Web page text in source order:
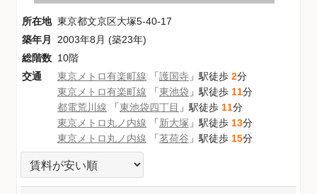
所在地 東京都文京区大塚5-40-17
築年月
2003年8月 (築23年)
総階数 10階
交通
東京メトロ有楽町線 「護国寺 」駅徒歩 2分
東京メトロ有楽町線 「東池袋 」駅徒歩 11分
都電荒川線 「東池袋四丁目 」駅徒歩 11分
東京メトロ丸ノ内線 「新大塚 」駅徒歩 13分
東京メトロ丸ノ内線 「茗荷谷 」駅徒歩 15分